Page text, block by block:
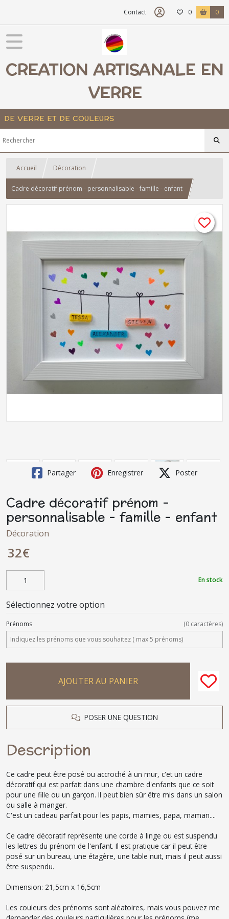
Contact 0 0
CREATION ARTISANALE EN
VERRE
DE VERRE ET DE COULEURS
Accueil Décoration
Cadre décoratif prénom - personnalisable - famille - enfant
Partager Enregistrer Poster
Cadre décoratif prénom -
personnalisable - famille - enfant
Décoration
32€
En stock
Sélectionnez votre option
Prénoms (0 caractères)
AJOUTER AU PANIER
POSER UNE QUESTION
Description
Ce cadre peut être posé ou accroché à un mur, c'et un cadre
décoratif qui est parfait dans une chambre d'enfants que ce soit
pour une fille ou un garçon. Il peut bien sûr être mis dans un salon
ou salle à manger.
C'est un cadeau parfait pour les papis, mamies, papa, maman....
Ce cadre décoratif représente une corde à linge ou est suspendu
les lettres du prénom de l'enfant. Il est pratique car il peut être
posé sur un bureau, une étagère, une table nuit, mais il peut aussi
être suspendu.
Dimension: 21,5cm x 16,5cm
Les couleurs des prénoms sont aléatoires, mais vous pouvez me